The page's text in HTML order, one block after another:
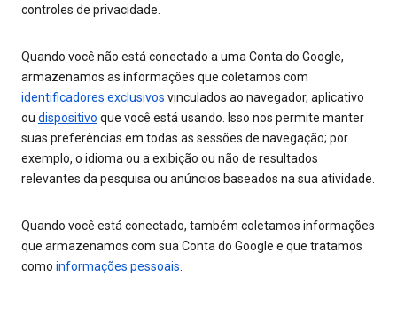
controles de privacidade.
Quando você não está conectado a uma Conta do Google,
armazenamos as informações que coletamos com
identificadores exclusivos vinculados ao navegador, aplicativo
ou dispositivo que você está usando. Isso nos permite manter
suas preferências em todas as sessões de navegação; por
exemplo, o idioma ou a exibição ou não de resultados
relevantes da pesquisa ou anúncios baseados na sua atividade.
Quando você está conectado, também coletamos informações
que armazenamos com sua Conta do Google e que tratamos
como informações pessoais.